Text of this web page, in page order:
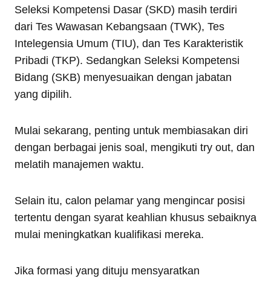
Seleksi Kompetensi Dasar (SKD) masih terdiri
dari Tes Wawasan Kebangsaan (TWK), Tes
Intelegensia Umum (TIU), dan Tes Karakteristik
Pribadi (TKP). Sedangkan Seleksi Kompetensi
Bidang (SKB) menyesuaikan dengan jabatan
yang dipilih.
Mulai sekarang, penting untuk membiasakan diri
dengan berbagai jenis soal, mengikuti try out, dan
melatih manajemen waktu.
Selain itu, calon pelamar yang mengincar posisi
tertentu dengan syarat keahlian khusus sebaiknya
mulai meningkatkan kualifikasi mereka.
Jika formasi yang dituju mensyaratkan